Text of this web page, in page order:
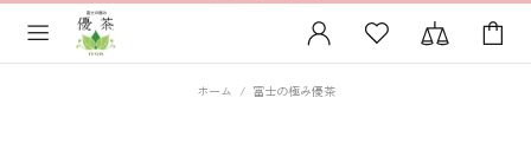
ホーム 富士の極み優茶